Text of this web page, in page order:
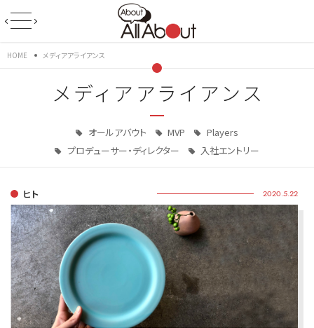
HOME メディアアライアンス
メディアアライアンス
オールアバウト MVP
Players
プロデューサー・ディレクター
入社エントリー
ヒト 2020.5.22